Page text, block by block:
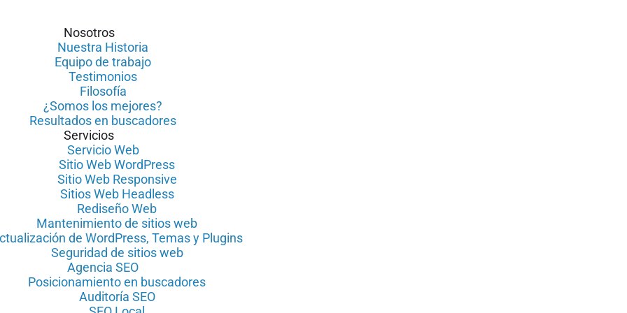
Nosotros
Nuestra Historia
Equipo de trabajo
Testimonios
Filosofía
¿Somos los mejores?
Resultados en buscadores
Servicios
Servicio Web
Sitio Web WordPress
Sitio Web Responsive
Sitios Web Headless
Rediseño Web
Mantenimiento de sitios web
de WordPress, Temas y Plugins
Seguridad de sitios web
Agencia SEO
Posicionamiento en buscadores
Auditoría SEO